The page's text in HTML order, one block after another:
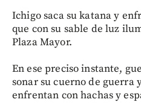
Ichigo saca su katana y
que con su sable de luz
Plaza Mayor.
En ese preciso instante,
sonar su cuerno de guerra
enfrentan con hachas y